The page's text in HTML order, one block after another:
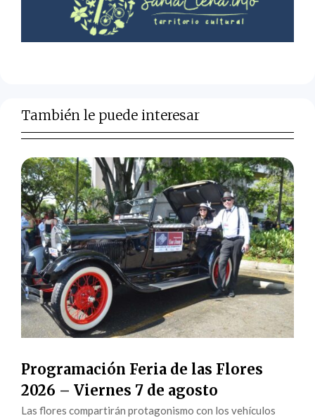
También le puede interesar
Programación Feria de las Flores
2026 – Viernes 7 de agosto
Las flores compartirán protagonismo con los vehículos